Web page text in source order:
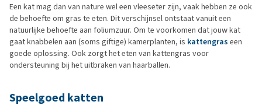
Een kat mag dan van nature wel een vleeseter zijn, vaak hebben ze ook
de behoefte om gras te eten. Dit verschijnsel ontstaat vanuit een
natuurlijke behoefte aan foliumzuur. Om te voorkomen dat jouw kat
gaat knabbelen aan (soms giftige) kamerplanten, is kattengras een
goede oplossing. Ook zorgt het eten van kattengras voor
ondersteuning bij het uitbraken van haarballen.
Speelgoed katten